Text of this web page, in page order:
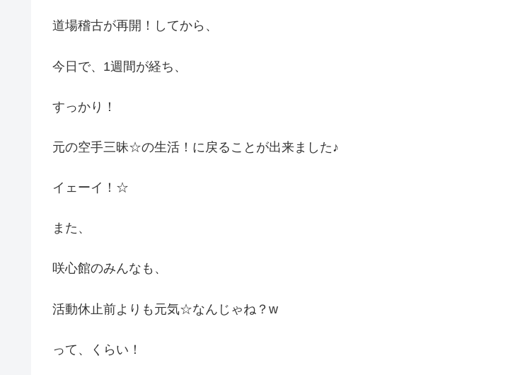
道場稽古が再開！してから、
今日で、1週間が経ち、
すっかり！
元の空手三昧☆の生活！に戻ることが出来ました♪
イェーイ！☆
また、
咲心館のみんなも、
活動休止前よりも元気☆なんじゃね？w
って、くらい！